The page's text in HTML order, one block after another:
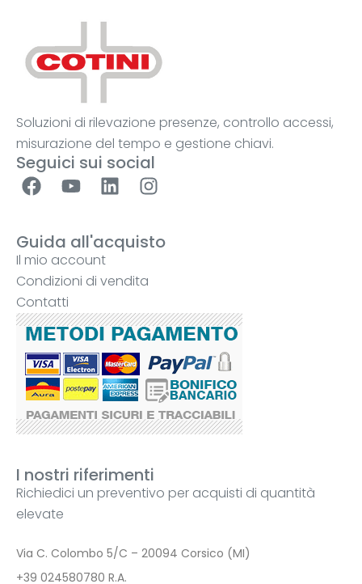
Soluzioni di rilevazione presenze, controllo accessi,
misurazione del tempo e gestione chiavi.
Seguici sui social
Guida all'acquisto
Il mio account
Condizioni di vendita
Contatti
I nostri riferimenti
Richiedici un preventivo per acquisti di quantità
elevate
Via C. Colombo 5/C – 20094 Corsico (MI)
+39 024580780 R.A.